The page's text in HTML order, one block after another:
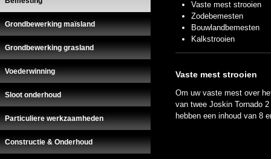
Grondbewerking maïsland
Grondbewerking grasland
Voederwinning
Sloot onderhoud
Particuliere werkzaamheden
Constructie & Onderhoud
Vaste mest strooien
Zodebemesten
Bouwlandbemesten
Kalkstrooien
Vaste mest strooien
Om uw vaste mest over
van twee Joskin Tornado
hebben een inhoud van 8